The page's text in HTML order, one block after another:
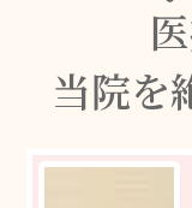
医
当院を